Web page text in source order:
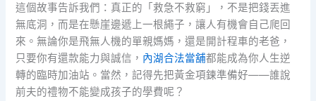
這個故事告訴我們：真正的「救急不救窮」，不是把錢丟進
無底洞，而是在懸崖邊遞上一根繩子，讓人有機會自己爬回
來。無論你是飛無人機的單親媽媽，還是開計程車的老爸，
只要你有還款能力與誠信， 內湖合法當舖都能成為你人生逆
轉的臨時加油站。當然，記得先把黃金項鍊準備好——誰說
前夫的禮物不能變成孩子的學費呢？